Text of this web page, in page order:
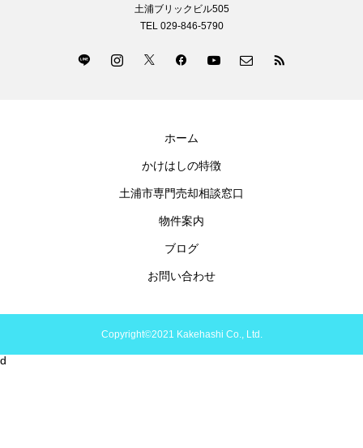
土浦ブリックビル505
TEL 029-846-5790
ホーム
かけはしの特徴
土浦市専門売却相談窓口
物件案内
ブログ
お問い合わせ
Copyright©2021 Kakehashi Co., Ltd.
d